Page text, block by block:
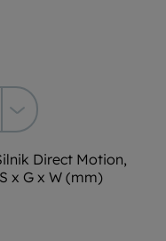
Direct Motion,
x G x W (mm)